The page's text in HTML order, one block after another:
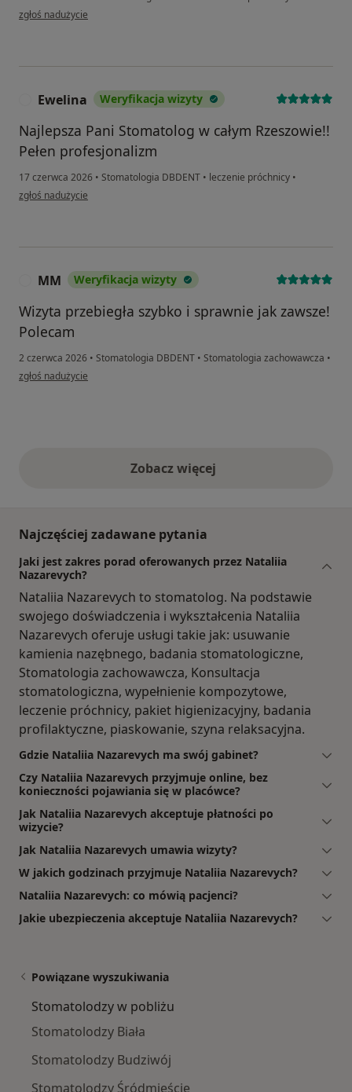
w opinii użytkownika Alex
zgłoś nadużycie
Ewelina Weryfikacja wizyty
Najlepsza Pani Stomatolog w całym Rzeszowie!!
Pełen profesjonalizm
17 czerwca 2026 • Stomatologia DBDENT • leczenie próchnicy •
w opinii użytkownika Ewelina
zgłoś nadużycie
MM Weryfikacja wizyty
Wizyta przebiegła szybko i sprawnie jak zawsze!
Polecam
2 czerwca 2026 • Stomatologia DBDENT • Stomatologia zachowawcza •
w opinii użytkownika MM
zgłoś nadużycie
Zobacz więcejopinie powyżej
Najczęściej zadawane pytania
Jaki jest zakres porad oferowanych przez Nataliia
Nazarevych?
Nataliia Nazarevych to stomatolog. Na podstawie
swojego doświadczenia i wykształcenia Nataliia
Nazarevych oferuje usługi takie jak: usuwanie
kamienia nazębnego, badania stomatologiczne,
Stomatologia zachowawcza, Konsultacja
stomatologiczna, wypełnienie kompozytowe,
leczenie próchnicy, pakiet higienizacyjny, badania
profilaktyczne, piaskowanie, szyna relaksacyjna.
Gdzie Nataliia Nazarevych ma swój gabinet?
Czy Nataliia Nazarevych przyjmuje online, bez
konieczności pojawiania się w placówce?
Jak Nataliia Nazarevych akceptuje płatności po
wizycie?
Jak Nataliia Nazarevych umawia wizyty?
W jakich godzinach przyjmuje Nataliia Nazarevych?
Nataliia Nazarevych: co mówią pacjenci?
Jakie ubezpieczenia akceptuje Nataliia Nazarevych?
Powiązane wyszukiwania
Stomatolodzy w pobliżu
Stomatolodzy Biała
Stomatolodzy Budziwój
Stomatolodzy Śródmieście